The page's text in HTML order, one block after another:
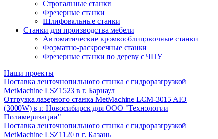
Строгальные станки
Фрезерные станки
Шлифовальные станки
Станки для производства мебели
Автоматические кромкооблицовочные станки
Форматно-раскроечные станки
Фрезерные станки по дереву с ЧПУ
Наши проекты
Поставка ленточнопильного станка c гидроразгрузкой
MetMachine LSZ1523 в г. Барнаул
Отгрузка лазерного станка MetMachine LCM-3015 AIO
(3000W) в г. Новосибирск для ООО "Технологии
Полимеризации"
Поставка ленточнопильного станка c гидроразгрузкой
MetMachine LSZ1120 в г. Казань